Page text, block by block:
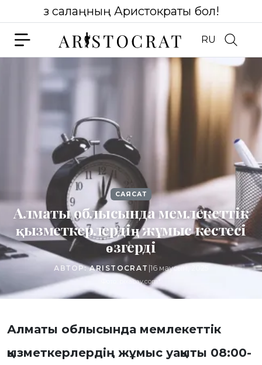
Өз салаңның Аристократы бол!
RU
САЯСАТ
Алматы облысында мемлекеттік
қызметкерлердің жұмыс кестесі
өзгерді
АВТОР:ARISTOCRAT 16 маусым, 2025
Фото: pixabay.com*
Алматы облысында мемлекеттік
қызметкерлердің жұмыс уақыты 08:00-